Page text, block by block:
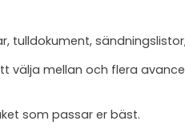
tulldokument,
välja mellan och flera
som passar er bäst.